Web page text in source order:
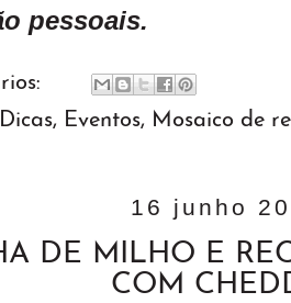
pessoais.
Dicas, Eventos, Mosaico de
16 junho
DE MILHO E
COM